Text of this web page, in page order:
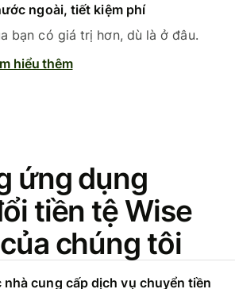
ngoài, tiết kiệm phí
bạn có giá trị hơn, dù là ở đâu.
hiểu thêm
ứng dụng
tiền tệ Wise
chúng tôi
nhà cung cấp dịch vụ chuyển tiền